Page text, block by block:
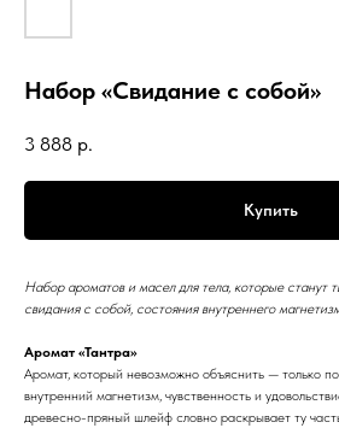
Набор «Свидание с собой»
3 888 р.
Купить
Набор ароматов и масел для тела, которые станут
свидания с собой, состояния внутреннего
Аромат «Тантра»
Аромат, который невозможно объяснить — только
внутренний магнетизм, чувственность и
древесно-пряный шлейф словно раскрывает ту